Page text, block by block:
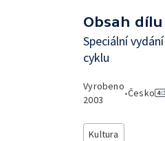
Obsah dílu
Speciální vydání
cyklu
Vyrobeno
2003
•Česko
Kultura